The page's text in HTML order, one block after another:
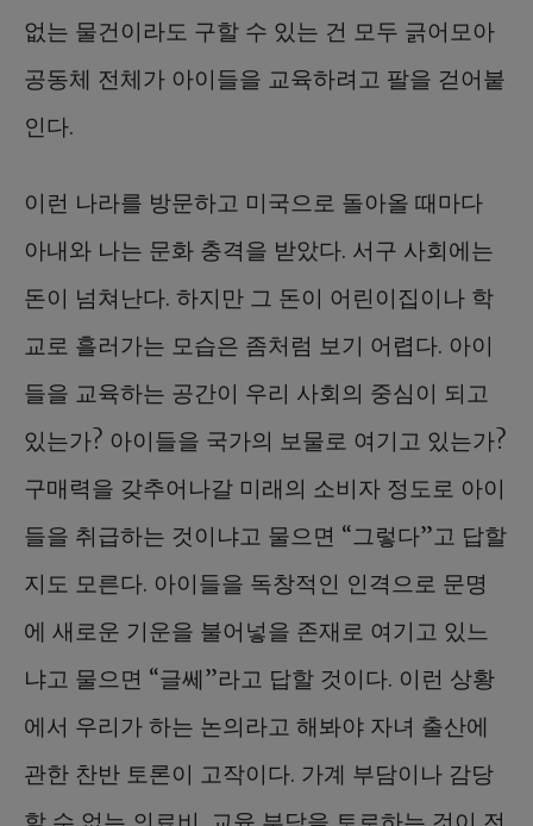
없는 물건이라도 구할 수 있는 건 모두 긁어모아
공동체 전체가 아이들을 교육하려고 팔을 걷어붙
인다.
이런 나라를 방문하고 미국으로 돌아올 때마다
아내와 나는 문화 충격을 받았다. 서구 사회에는
돈이 넘쳐난다. 하지만 그 돈이 어린이집이나 학
교로 흘러가는 모습은 좀처럼 보기 어렵다. 아이
들을 교육하는 공간이 우리 사회의 중심이 되고
있는가? 아이들을 국가의 보물로 여기고 있는가?
구매력을 갖추어나갈 미래의 소비자 정도로 아이
들을 취급하는 것이냐고 물으면 “그렇다”고 답할
지도 모른다. 아이들을 독창적인 인격으로 문명
에 새로운 기운을 불어넣을 존재로 여기고 있느
냐고 물으면 “글쎄”라고 답할 것이다. 이런 상황
에서 우리가 하는 논의라고 해봐야 자녀 출산에
관한 찬반 토론이 고작이다. 가계 부담이나 감당